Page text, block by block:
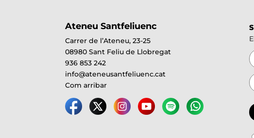
Ateneu Santfeliuenc
Carrer de l’Ateneu, 23-25
08980 Sant Feliu de Llobregat
936 853 242
info@ateneusantfeliuenc.cat
Com arribar